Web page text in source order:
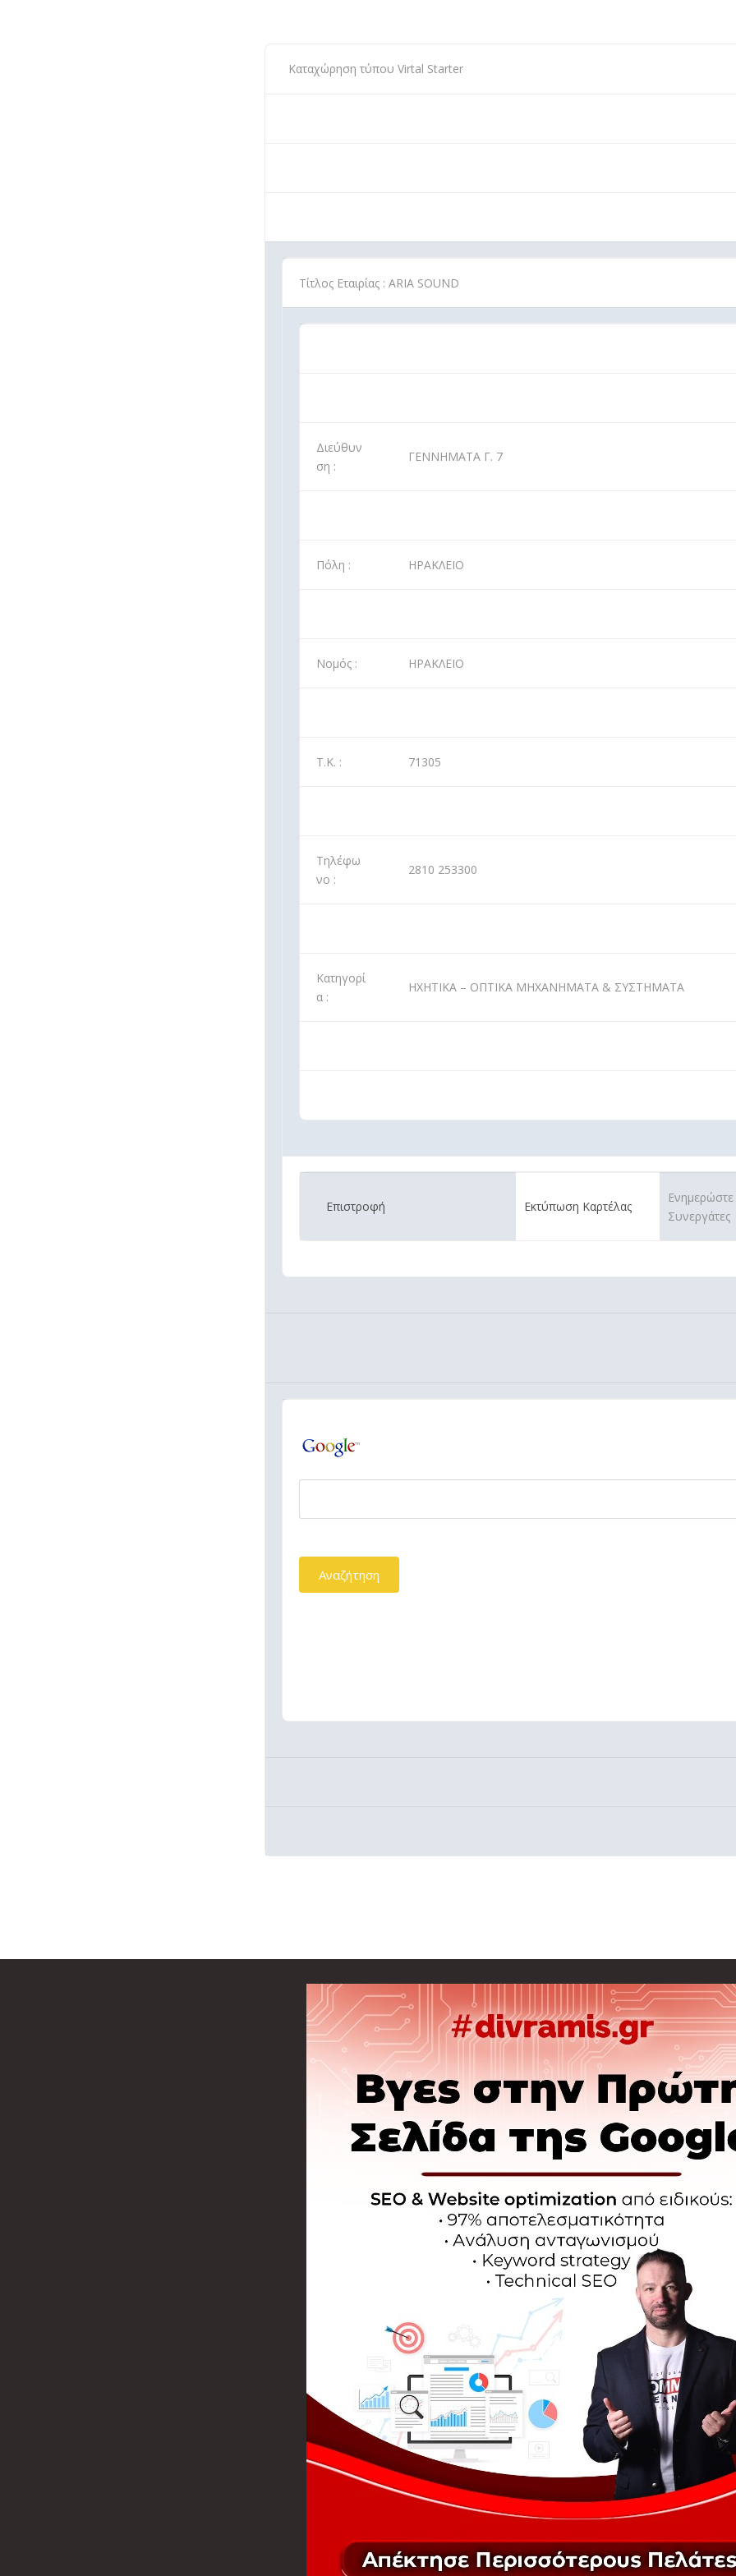
Καταχώρηση τύπου Virtal Starter
Τίτλος Εταιρίας : ARIA SOUND
Διεύθυν
ση :
ΓΕΝΝΗΜΑΤΑ Γ. 7
Πόλη : ΗΡΑΚΛΕΙΟ
Νομός : ΗΡΑΚΛΕΙΟ
Τ.Κ. : 71305
Τηλέφω
νο :
2810 253300
Κατηγορί
α :
ΗΧΗΤΙΚΑ – ΟΠΤΙΚΑ ΜΗΧΑΝΗΜΑΤΑ & ΣΥΣΤΗΜΑΤΑ
Επιστροφή Εκτύπωση Καρτέλας
Ενημερώστε
Συνεργάτες